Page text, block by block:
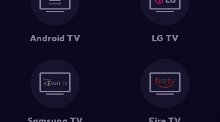
Android TV LG TV